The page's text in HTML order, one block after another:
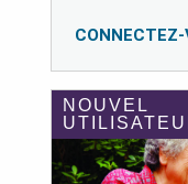
NOUVEL